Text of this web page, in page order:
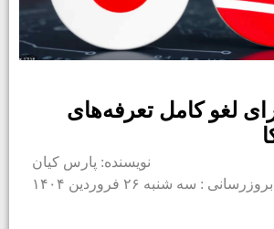
لغو کامل تعرفه‌های
نویسنده: پارس کیان
: سه شنبه ۲۶ فروردین ۱۴۰۴